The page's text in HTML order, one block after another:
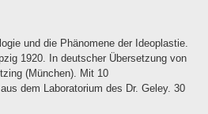
und die Phänomene der Ideoplastie.
1920. In deutscher Übersetzung von
(München). Mit 10
dem Laboratorium des Dr. Geley. 30